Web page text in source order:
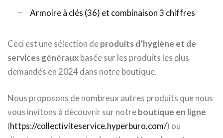
Armoire à clés (36) et combinaison 3 chiffres
Ceci est une sélection deproduits d’hygiène et de
services générauxbasée sur les produits les plus
demandés en 2024 dans notre boutique.
Nous proposons de nombreux autres produits que nous
vous invitons à découvrir sur notreboutique en ligne
(https://collectiviteservice.hyperburo.com/) ou